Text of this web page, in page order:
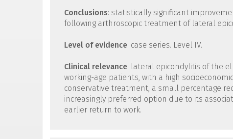
Conclusions: statistically significant
following arthroscopic treatment of lateral
Level of evidence: case series. Level IV.
Clinical relevance: lateral epicondylitis of the
working-age patients, with a high
conservative treatment, a small percentage
increasingly preferred option due to its
earlier return to work.